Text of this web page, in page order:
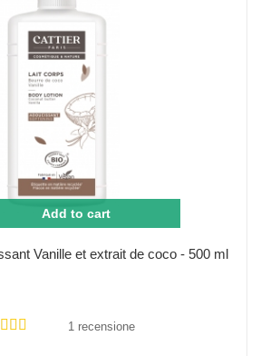
Add to cart
Vanille et extrait de coco - 500 ml
1 recensione